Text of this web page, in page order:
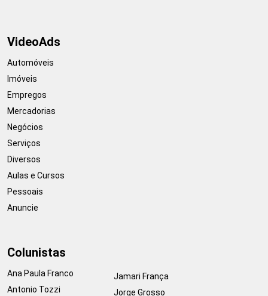
VideoAds
Automóveis
Imóveis
Empregos
Mercadorias
Negócios
Serviços
Diversos
Aulas e Cursos
Pessoais
Anuncie
Colunistas
Ana Paula Franco
Antonio Tozzi
Jamari França
Jorge Grosso